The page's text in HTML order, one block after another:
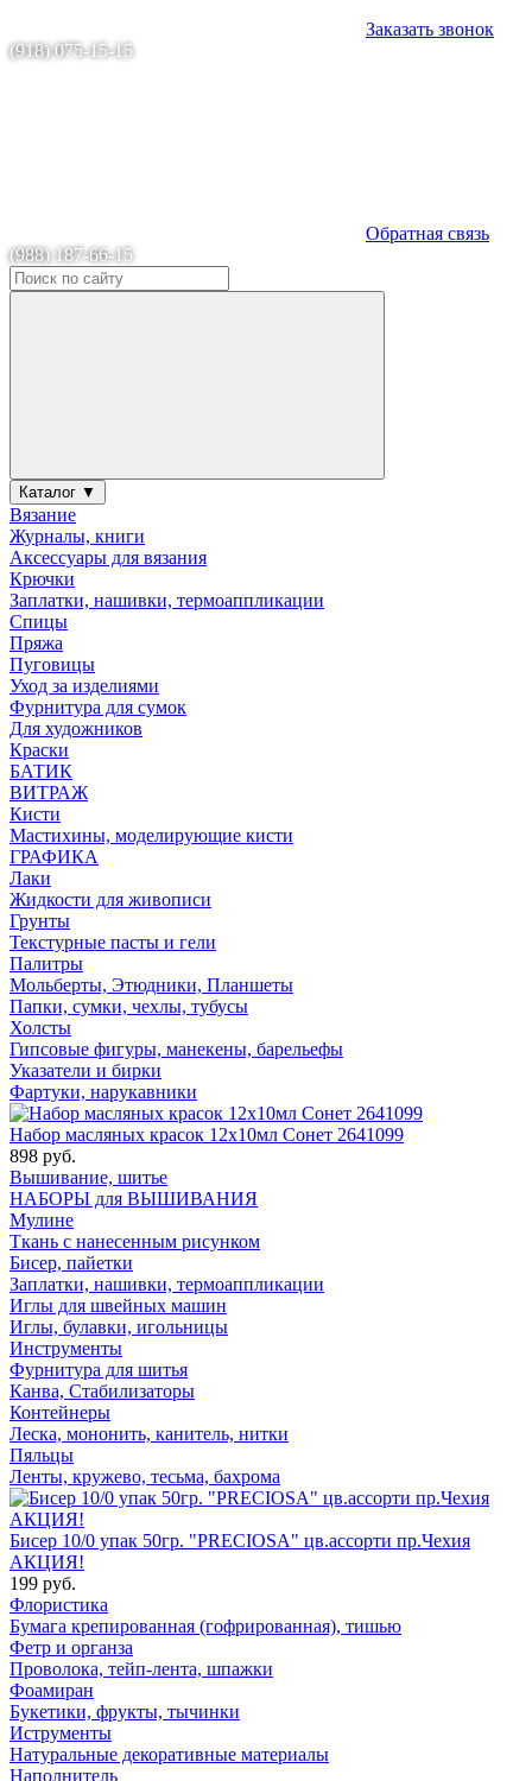
Заказать звонок
(918) 075-15-15
Обратная связь
(988) 187-66-15
Каталог ▼
Вязание
Журналы, книги
Аксессуары для вязания
Крючки
Заплатки, нашивки, термоаппликации
Спицы
Пряжа
Пуговицы
Уход за изделиями
Фурнитура для сумок
Для художников
Краски
БАТИК
ВИТРАЖ
Кисти
Мастихины, моделирующие кисти
ГРАФИКА
Лаки
Жидкости для живописи
Грунты
Текстурные пасты и гели
Палитры
Мольберты, Этюдники, Планшеты
Папки, сумки, чехлы, тубусы
Холсты
Гипсовые фигуры, манекены, барельефы
Указатели и бирки
Фартуки, нарукавники
Набор масляных красок 12х10мл Сонет 2641099
898 руб.
Вышивание, шитье
НАБОРЫ для ВЫШИВАНИЯ
Мулине
Ткань с нанесенным рисунком
Бисер, пайетки
Заплатки, нашивки, термоаппликации
Иглы для швейных машин
Иглы, булавки, игольницы
Инструменты
Фурнитура для шитья
Канва, Стабилизаторы
Контейнеры
Леска, мононить, канитель, нитки
Пяльцы
Ленты, кружево, тесьма, бахрома
Бисер 10/0 упак 50гр. "PRECIOSA" цв.ассорти пр.Чехия
АКЦИЯ!
199 руб.
Флористика
Бумага крепированная (гофрированная), тишью
Фетр и органза
Проволока, тейп-лента, шпажки
Фоамиран
Букетики, фрукты, тычинки
Иструменты
Натуральные декоративные материалы
Наполнитель